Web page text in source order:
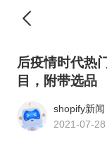
后疫情时代热
目，附带选品
shopify新闻
2021-07-28